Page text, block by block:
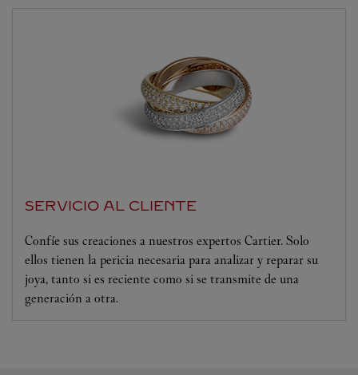
SERVICIO AL CLIENTE
Confíe sus creaciones a nuestros expertos Cartier. Solo
ellos tienen la pericia necesaria para analizar y reparar su
joya, tanto si es reciente como si se transmite de una
generación a otra.